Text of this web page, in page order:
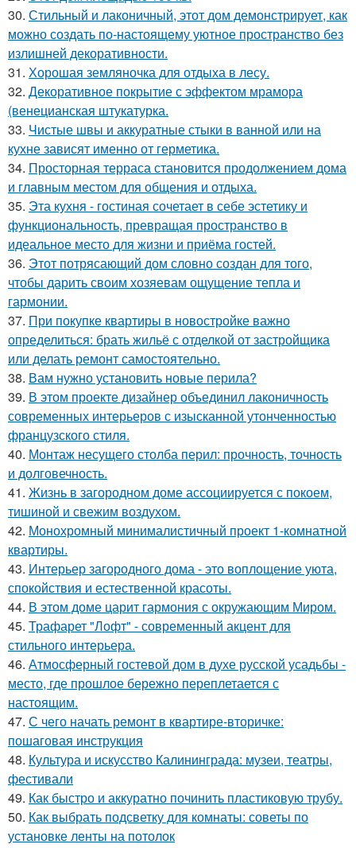
30. Стильный и лаконичный, этот дом демонстрирует, как
можно создать по-настоящему уютное пространство без
излишней декоративности.
31. Хорошая земляночка для отдыха в лесу.
32. Декоративное покрытие с эффектом мрамора
(венецианская штукатурка.
33. Чистые швы и аккуратные стыки в ванной или на
кухне зависят именно от герметика.
34. Просторная терраса становится продолжением дома
и главным местом для общения и отдыха.
35. Эта кухня - гостиная сочетает в себе эстетику и
функциональность, превращая пространство в
идеальное место для жизни и приёма гостей.
36. Этот потрясающий дом словно создан для того,
чтобы дарить своим хозяевам ощущение тепла и
гармонии.
37. При покупке квартиры в новостройке важно
определиться: брать жильё с отделкой от застройщика
или делать ремонт самостоятельно.
38. Вам нужно установить новые перила?
39. В этом проекте дизайнер объединил лаконичность
современных интерьеров с изысканной утонченностью
французского стиля.
40. Монтаж несущего столба перил: прочность, точность
и долговечность.
41. Жизнь в загородном доме ассоциируется с покоем,
тишиной и свежим воздухом.
42. Монохромный минималистичный проект 1-комнатной
квартиры.
43. Интерьер загородного дома - это воплощение уюта,
спокойствия и естественной красоты.
44. В этом доме царит гармония с окружающим Миром.
45. Трафарет "Лофт" - современный акцент для
стильного интерьера.
46. Атмосферный гостевой дом в духе русской усадьбы -
место, где прошлое бережно переплетается с
настоящим.
47. С чего начать ремонт в квартире-вторичке:
пошаговая инструкция
48. Культура и искусство Калининграда: музеи, театры,
фестивали
49. Как быстро и аккуратно починить пластиковую трубу.
50. Как выбрать подсветку для комнаты: советы по
установке ленты на потолок